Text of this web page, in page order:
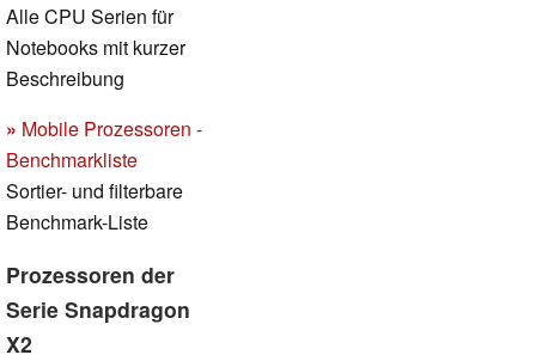
Alle CPU Serien für
Notebooks mit kurzer
Beschreibung
» Mobile Prozessoren -
Benchmarkliste
Sortier- und filterbare
Benchmark-Liste
Prozessoren der
Serie Snapdragon
X2